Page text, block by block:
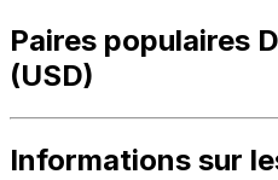
Paires populaires
(USD)
Informations sur